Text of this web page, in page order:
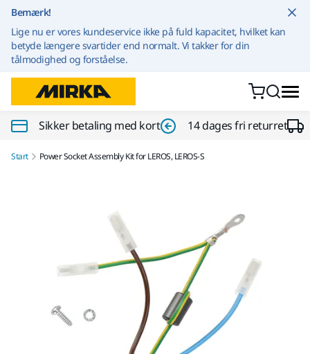
Bemærk!
Lige nu er vores kundeservice ikke på fuld kapacitet, hvilket kan
betyde længere svartider end normalt. Vi takker for din
tålmodighed og forståelse.
Sikker betaling med kort 14 dages fri returret
Start Power Socket Assembly Kit for LEROS, LEROS-S